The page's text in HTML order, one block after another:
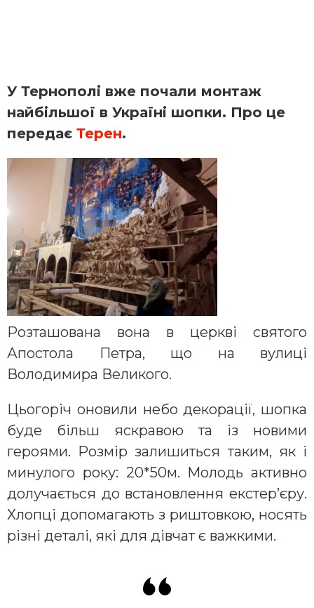
У Тернополі вже почали монтаж
найбільшої в Україні шопки. Про це
передає Терен.
Розташована вона в церкві святого
Апостола Петра, що на вулиці
Володимира Великого.
Цьогоріч оновили небо декорації, шопка
буде більш яскравою та із новими
героями. Розмір залишиться таким, як і
минулого року: 20*50м. Молодь активно
долучається до встановлення екстер’єру.
Хлопці допомагають з риштовкою, носять
різні деталі, які для дівчат є важкими.